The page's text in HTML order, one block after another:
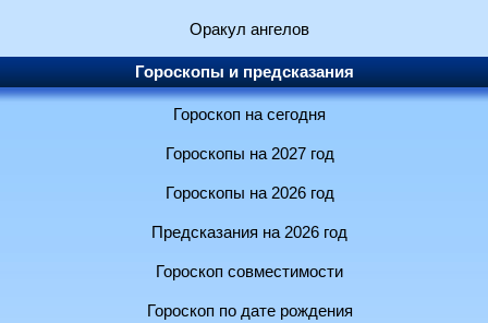
Оракул ангелов
Гороскопы и предсказания
Гороскоп на сегодня
Гороскопы на 2027 год
Гороскопы на 2026 год
Предсказания на 2026 год
Гороскоп совместимости
Гороскоп по дате рождения